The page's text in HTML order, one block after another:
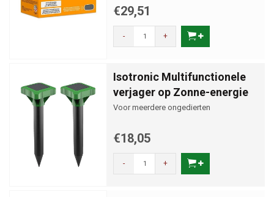
€29,51
- +
Isotronic Multifunctionele
verjager op Zonne-energie
Voor meerdere ongedierten
€18,05
- +